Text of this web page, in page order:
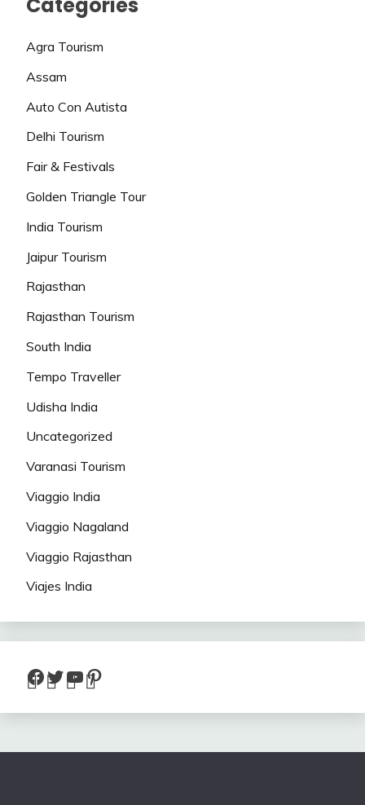
Agra Tourism
Assam
Auto Con Autista
Delhi Tourism
Fair & Festivals
Golden Triangle Tour
India Tourism
Jaipur Tourism
Rajasthan
Rajasthan Tourism
South India
Tempo Traveller
Udisha India
Uncategorized
Varanasi Tourism
Viaggio India
Viaggio Nagaland
Viaggio Rajasthan
Viajes India
Facebook
Twitter
YouTube
Pinterest